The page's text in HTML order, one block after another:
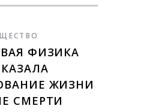
ФИЗИКА
ЖИЗНИ
СМЕРТИ